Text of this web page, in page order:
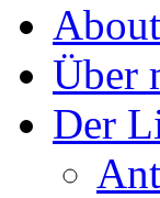
Über
Der